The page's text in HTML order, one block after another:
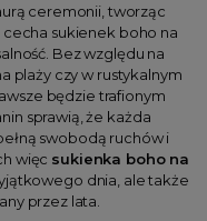
ceremonii, tworząc
sukienek boho na
Bez względu na
plaży czy w rustykalnym
będzie trafionym
sprawią, że każda
swobodą ruchów i
więc sukienka boho na
dnia, ale także
przez lata.